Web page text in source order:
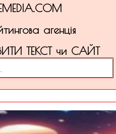
агенція
ТЕКСТ чи САЙТ